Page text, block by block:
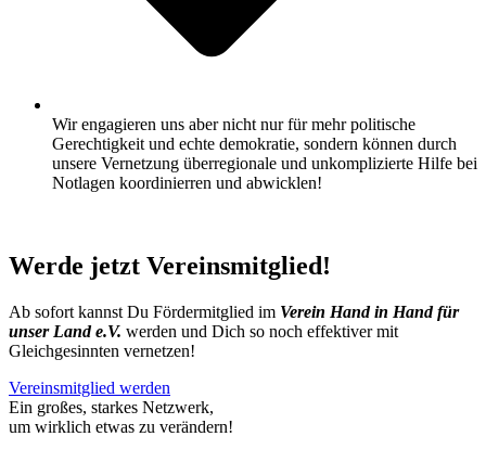
Wir engagieren uns aber nicht nur für mehr politische
Gerechtigkeit und echte demokratie, sondern können durch
unsere Vernetzung überregionale und unkomplizierte Hilfe bei
Notlagen koordinierren und abwicklen!
Werde jetzt Vereinsmitglied!
Ab sofort kannst Du Fördermitglied im Verein Hand in Hand für
unser Land e.V. werden und Dich so noch effektiver mit
Gleichgesinnten vernetzen!
Vereinsmitglied werden
Ein großes, starkes Netzwerk,
um wirklich etwas zu verändern!